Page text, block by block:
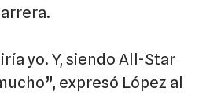
yo. Y, siendo All-Star
expresó López al